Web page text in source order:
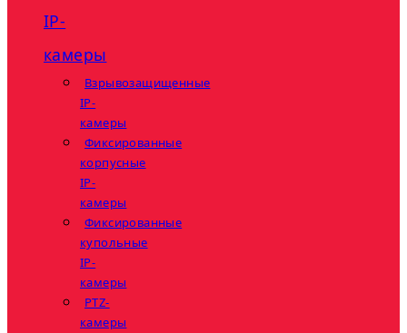
IP-
камеры
Взрывозащищенные
IP-
камеры
Фиксированные
корпусные
IP-
камеры
Фиксированные
купольные
IP-
камеры
PTZ-
камеры